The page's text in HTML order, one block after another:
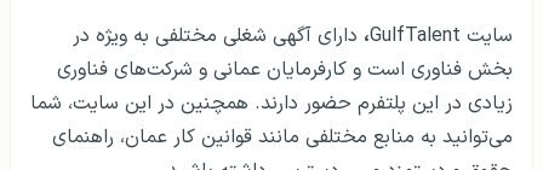
سایت GulfTalent
، دارای آگهی شغلی مختلفی به ویژه در
بخش فناوری است و کارفرمایان عمانی و شرکت‌های فناوری
زیادی در این پلتفرم حضور دارند. همچنین در این سایت، شما
می‌توانید به منابع مختلفی مانند قوانین کار عمان، راهنمای